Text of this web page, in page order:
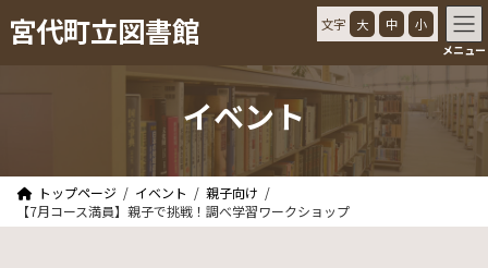
ン
ビ宮代町立図書館 文字 大 中 小
メニュー
イベント
トップページ イベント
親子向け
【7月コース満員】親子で挑戦！調べ学習ワークショップ